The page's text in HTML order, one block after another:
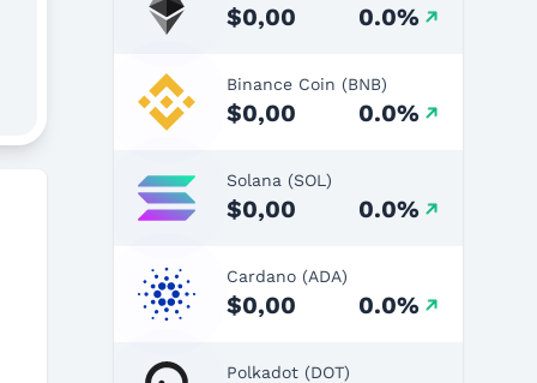
$0,00 0.0%
Binance Coin (BNB)
$0,00 0.0%
Solana (SOL)
$0,00 0.0%
Cardano (ADA)
$0,00 0.0%
Polkadot (DOT)